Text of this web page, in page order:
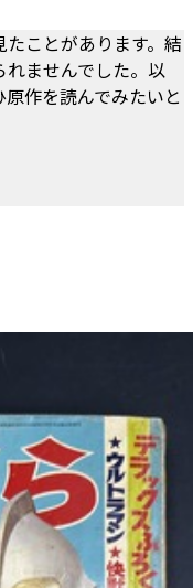
ことがあります。結
ませんでした。以
作を読んでみたいと